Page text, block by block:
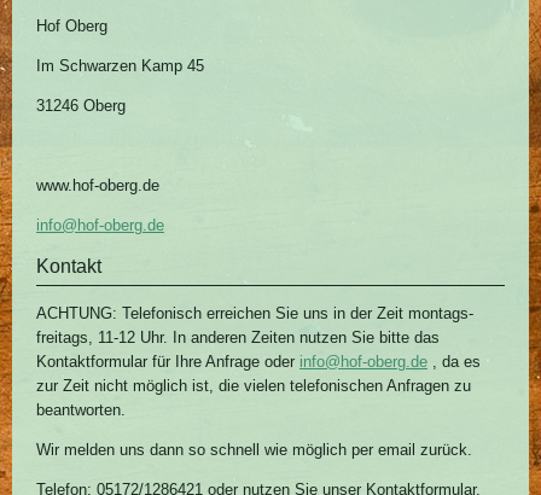
Hof Oberg
Im Schwarzen Kamp 45
31246 Oberg
www.hof-oberg.de
info@hof-oberg.de
Kontakt
ACHTUNG: Telefonisch erreichen Sie uns in der Zeit montags-
freitags, 11-12 Uhr. In anderen Zeiten nutzen Sie bitte das
Kontaktformular für Ihre Anfrage oder info@hof-oberg.de , da es
zur Zeit nicht möglich ist, die vielen telefonischen Anfragen zu
beantworten.
Wir melden uns dann so schnell wie möglich per email zurück.
Telefon: 05172/1286421 oder nutzen Sie unser Kontaktformular.